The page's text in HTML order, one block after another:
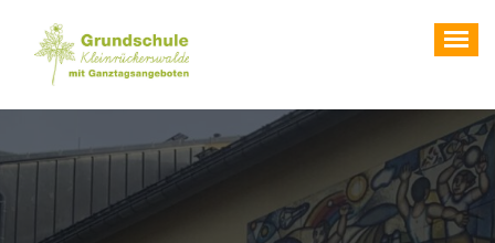
Inhalt
springen